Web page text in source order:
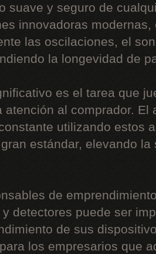
suave y seguro de
innovadoras
las oscilaciones, el
la longevidad de
es el tarea que
atención al comprador. El
utilizando estos
estándar, elevando
de
detectores puede ser
de sus
los empresarios que